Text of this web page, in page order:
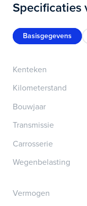
Specificaties
Basisgegevens
Kenteken
Kilometerstand
Bouwjaar
Transmissie
Carrosserie
Wegenbelasting
Vermogen